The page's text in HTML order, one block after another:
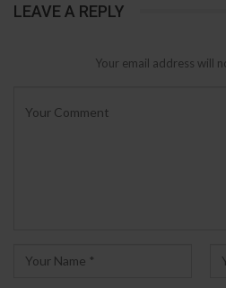
LEAVE A REPLY
Your email address will